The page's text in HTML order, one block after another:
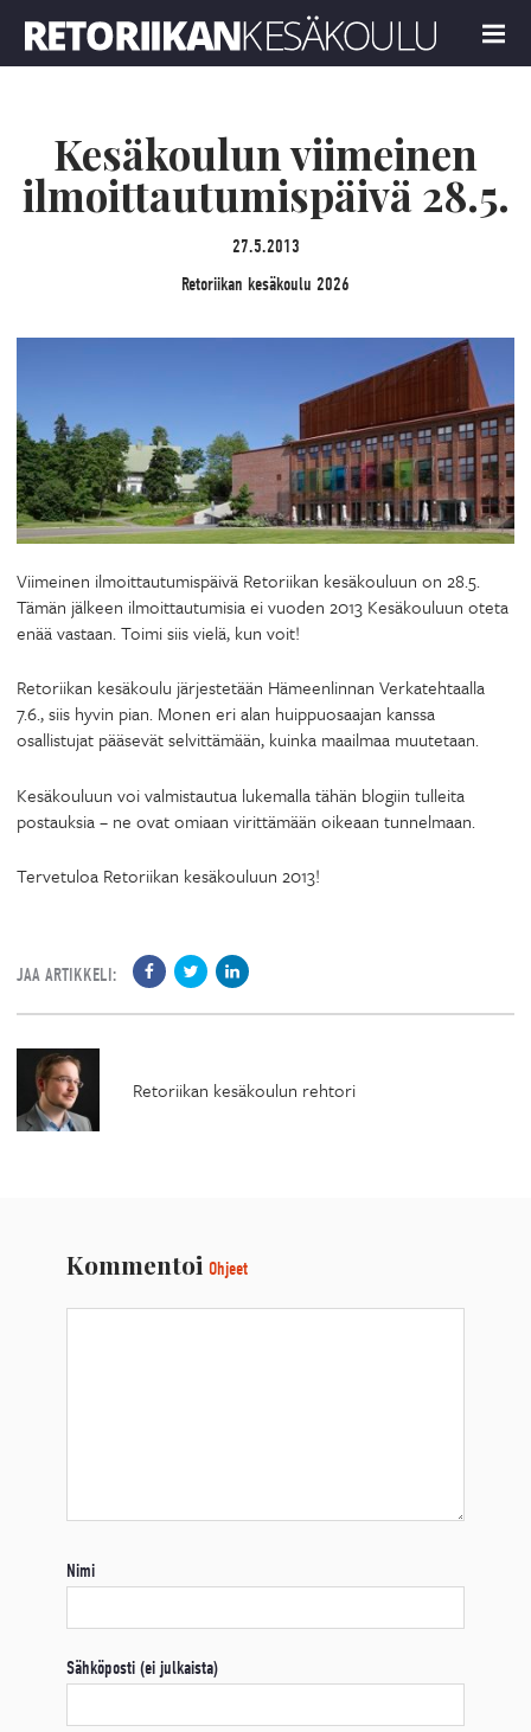
MENU
Kesäkoulun viimeinen
ilmoittautumispäivä 28.5.
27.5.2013
Retoriikan kesäkoulu 2026
Viimeinen ilmoittautumispäivä Retoriikan kesäkouluun on 28.5.
Tämän jälkeen ilmoittautumisia ei vuoden 2013 Kesäkouluun oteta
enää vastaan. Toimi siis vielä, kun voit!
Retoriikan kesäkoulu järjestetään Hämeenlinnan Verkatehtaalla
7.6., siis hyvin pian. Monen eri alan huippuosaajan kanssa
osallistujat pääsevät selvittämään, kuinka maailmaa muutetaan.
Kesäkouluun voi valmistautua lukemalla tähän blogiin tulleita
postauksia – ne ovat omiaan virittämään oikeaan tunnelmaan.
Tervetuloa Retoriikan kesäkouluun 2013!
JAA ARTIKKELI:
Retoriikan kesäkoulun rehtori
Kommentoi Ohjeet
Nimi
Sähköposti (ei julkaista)